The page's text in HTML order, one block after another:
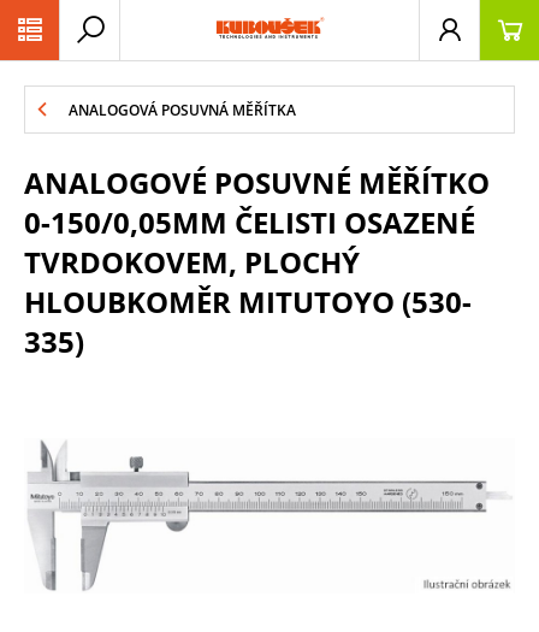
ANALOGOVÁ POSUVNÁ MĚŘÍTKA
ANALOGOVÉ POSUVNÉ MĚŘÍTKO
0-150/0,05MM ČELISTI OSAZENÉ
TVRDOKOVEM, PLOCHÝ
HLOUBKOMĚR MITUTOYO (530-
335)